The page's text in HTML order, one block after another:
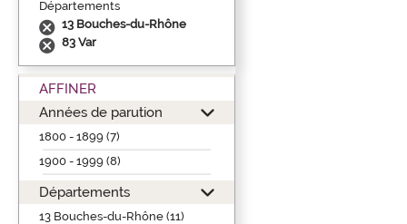
Départements
13 Bouches-du-Rhône
83 Var
AFFINER
Années de parution
1800 - 1899 (7)
1900 - 1999 (8)
Départements
13 Bouches-du-Rhône (11)